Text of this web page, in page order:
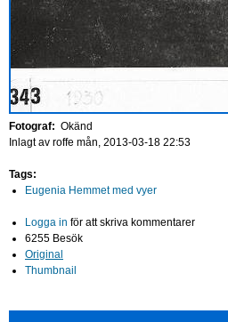
Fotograf: Okänd
Inlagt av roffe mån, 2013-03-18 22:53
Tags:
Eugenia Hemmet med vyer
Logga in för att skriva kommentarer
6255 Besök
Original
Thumbnail